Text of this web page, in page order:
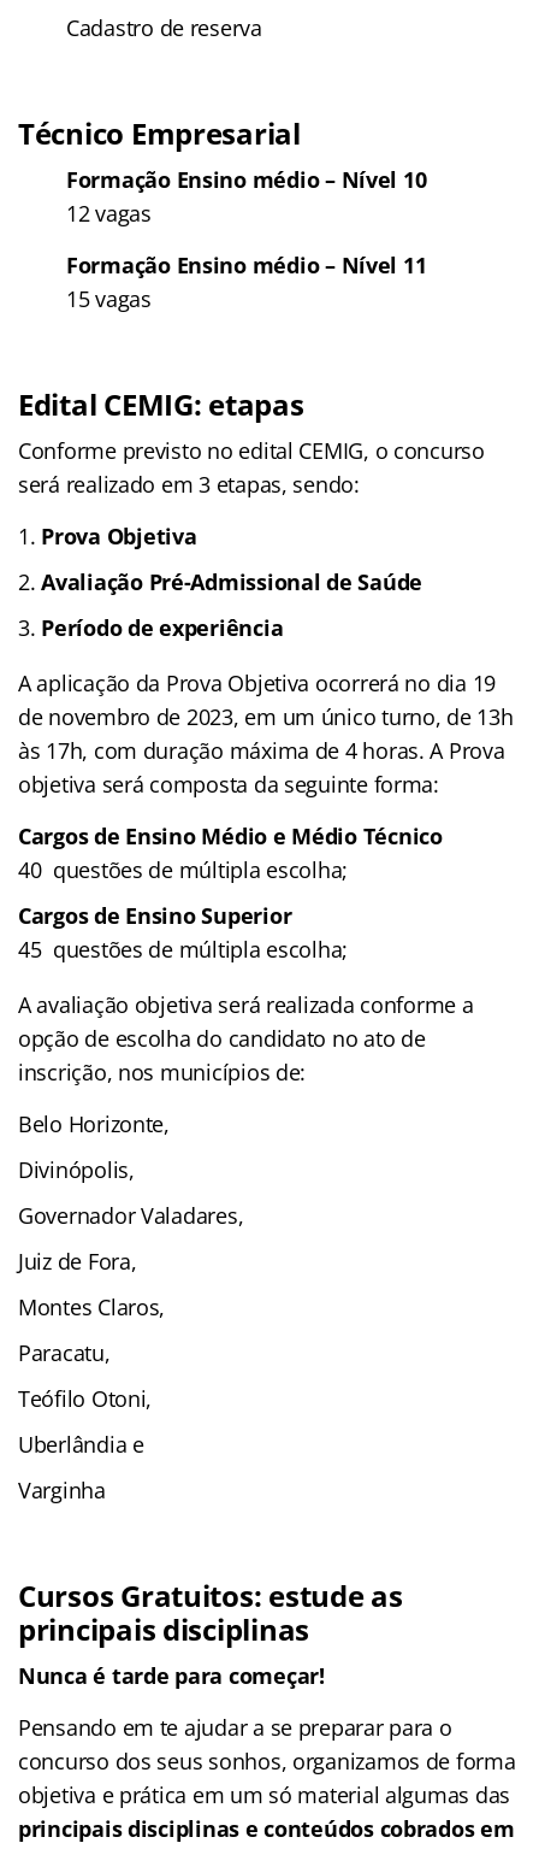
Cadastro de reserva
Técnico Empresarial
Formação Ensino médio – Nível 10
12 vagas
Formação Ensino médio – Nível 11
15 vagas
Edital CEMIG: etapas
Conforme previsto no edital CEMIG, o concurso
será realizado em 3 etapas, sendo:
Prova Objetiva
Avaliação Pré-Admissional de Saúde
Período de experiência
A aplicação da Prova Objetiva ocorrerá no dia 19
de novembro de 2023, em um único turno, de 13h
às 17h, com duração máxima de 4 horas. A Prova
objetiva será composta da seguinte forma:
Cargos de Ensino Médio e Médio Técnico
40 questões de múltipla escolha;
Cargos de Ensino Superior
45 questões de múltipla escolha;
A avaliação objetiva será realizada conforme a
opção de escolha do candidato no ato de
inscrição, nos municípios de:
Belo Horizonte,
Divinópolis,
Governador Valadares,
Juiz de Fora,
Montes Claros,
Paracatu,
Teófilo Otoni,
Uberlândia e
Varginha
Cursos Gratuitos: estude as
principais disciplinas
Nunca é tarde para começar!
Pensando em te ajudar a se preparar para o
concurso dos seus sonhos, organizamos de forma
objetiva e prática em um só material algumas das
principais disciplinas e conteúdos cobrados em